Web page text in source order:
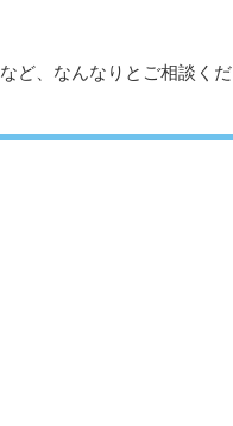
ど、なんなりとご相談くだ